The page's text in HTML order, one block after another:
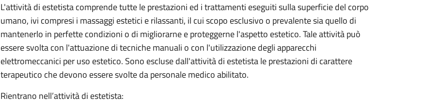
L'attività di estetista comprende tutte le prestazioni ed i trattamenti eseguiti sulla superficie del corpo
umano, ivi compresi i massaggi estetici e rilassanti, il cui scopo esclusivo o prevalente sia quello di
mantenerlo in perfette condizioni o di migliorarne e proteggerne l'aspetto estetico. Tale attività può
essere svolta con l'attuazione di tecniche manuali o con l'utilizzazione degli apparecchi
elettromeccanici per uso estetico. Sono escluse dall'attività di estetista le prestazioni di carattere
terapeutico che devono essere svolte da personale medico abilitato.
Rientrano nell’attività di estetista: